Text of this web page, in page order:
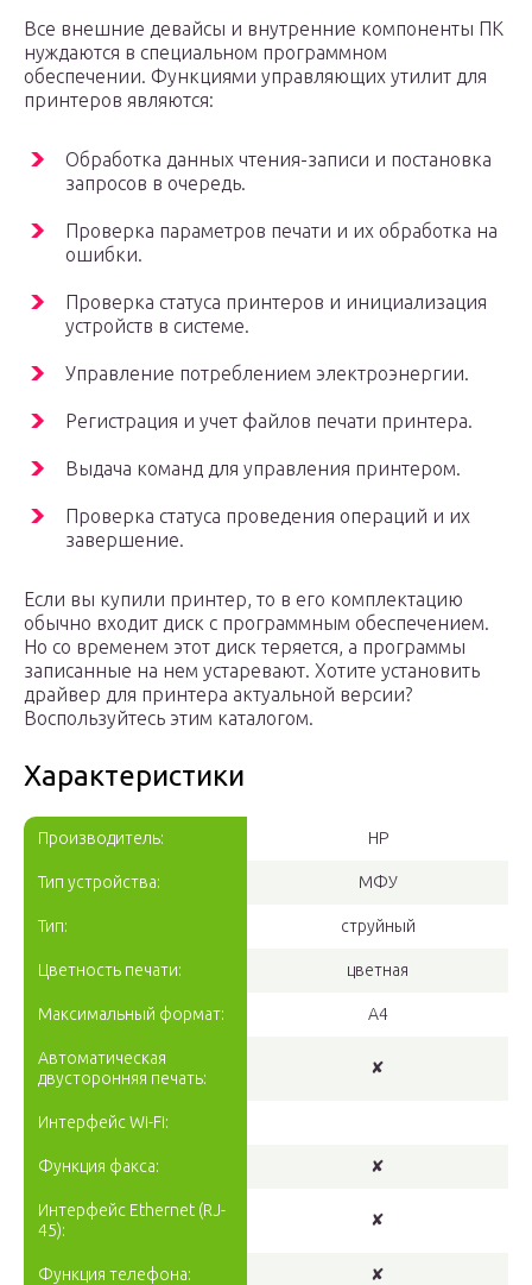
Все внешние девайсы и внутренние компоненты ПК
нуждаются в специальном программном
обеспечении. Функциями управляющих утилит для
принтеров являются:
Обработка данных чтения-записи и постановка
запросов в очередь.
Проверка параметров печати и их обработка на
ошибки.
Проверка статуса принтеров и инициализация
устройств в системе.
Управление потреблением электроэнергии.
Регистрация и учет файлов печати принтера.
Выдача команд для управления принтером.
Проверка статуса проведения операций и их
завершение.
Если вы купили принтер, то в его комплектацию
обычно входит диск с программным обеспечением.
Но со временем этот диск теряется, а программы
записанные на нем устаревают. Хотите установить
драйвер для принтера актуальной версии?
Воспользуйтесь этим каталогом.
Характеристики
Производитель: HP
Тип устройства: МФУ
Тип: струйный
Цветность печати: цветная
Максимальный формат: A4
Автоматическая
двусторонняя печать:
✘
Интерфейс Wi-Fi:
Функция факса: ✘
Интерфейс Ethernet (RJ-
45):
✘
Функция телефона: ✘